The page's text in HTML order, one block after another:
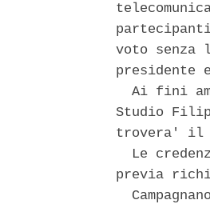
voto
presidente
Ai fini
Studio
trovera' il
Le
previa